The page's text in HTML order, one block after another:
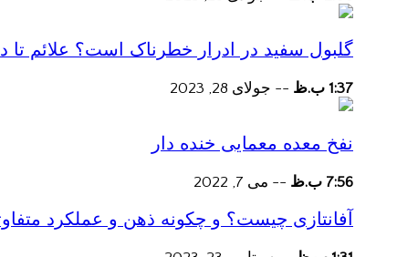
گلبول سفید در ادرار خطرناک است؟ علائم تا
1:37 ب.ظ -- جولای 28, 2023
نفخ معده معمایی خنده دار
7:56 ب.ظ -- می 7, 2022
آفانتازی چیست؟ و چکونه ذهن و عملکرد